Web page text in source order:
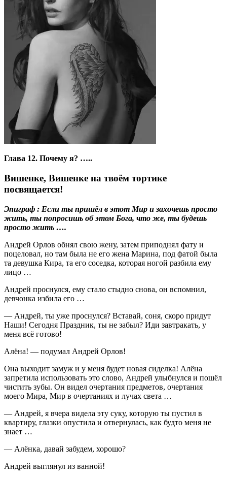
Глава 12. Почему я? …..
Вишенке, Вишенке на твоём тортике
посвящается!
Эпиграф : Если ты пришёл в этот Мир и захочешь просто
жить, ты попросишь об этом Бога, что же, ты будешь
просто жить ….
Андрей Орлов обнял свою жену, затем приподнял фату и
поцеловал, но там была не его жена Марина, под фатой была
та девушка Кира, та его соседка, которая ногой разбила ему
лицо …
Андрей проснулся, ему стало стыдно снова, он вспомнил,
девчонка избила его …
— Андрей, ты уже проснулся? Вставай, соня, скоро придут
Наши! Сегодня Праздник, ты не забыл? Иди завтракать, у
меня всё готово!
Алёна! — подумал Андрей Орлов!
Она выходит замуж и у меня будет новая сиделка! Алёна
запретила использовать это слово, Андрей улыбнулся и пошёл
чистить зубы. Он видел очертания предметов, очертания
моего Мира, Мир в очертаниях и лучах света …
— Андрей, я вчера видела эту суку, которую ты пустил в
квартиру, глазки опустила и отвернулась, как будто меня не
знает …
— Алёнка, давай забудем, хорошо?
Андрей выглянул из ванной!